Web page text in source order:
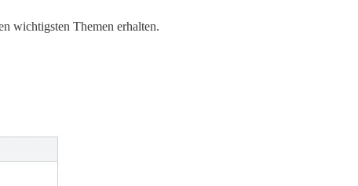
wichtigsten Themen erhalten.